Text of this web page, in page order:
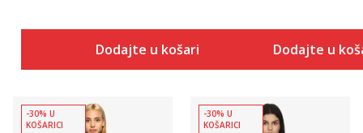
Dodajte u košaricu Dodajte u
-30% U
KOŠARICI
-30% U
KOŠARICI